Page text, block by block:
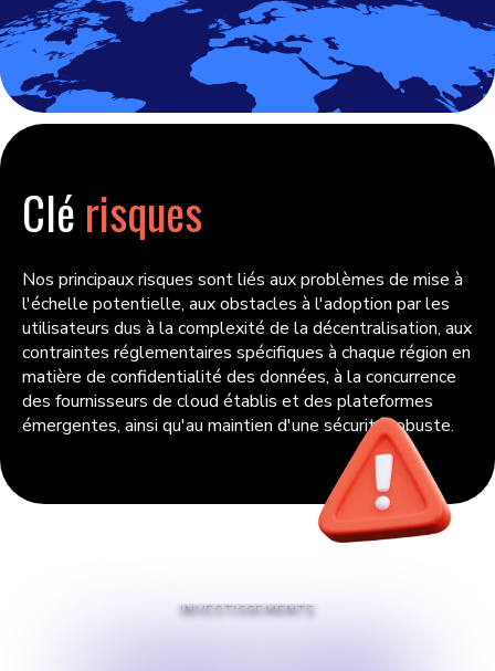
Clé risques
Nos principaux risques sont liés aux problèmes de mise à
l'échelle potentielle, aux obstacles à l'adoption par les
utilisateurs dus à la complexité de la décentralisation, aux
contraintes réglementaires spécifiques à chaque région en
matière de confidentialité des données, à la concurrence
des fournisseurs de cloud établis et des plateformes
émergentes, ainsi qu'au maintien d'une sécurité robuste.
INVESTISSEMENTS